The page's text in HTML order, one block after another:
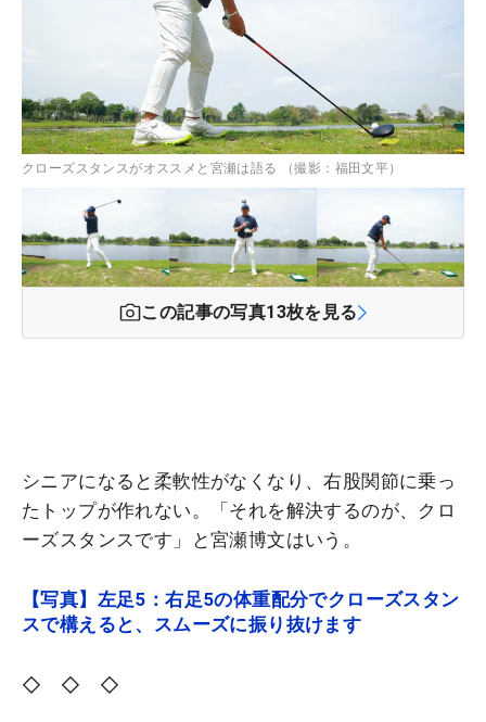
クローズスタンスがオススメと宮瀬は語る （撮影：福田文平）
この記事の写真13枚を見る
シニアになると柔軟性がなくなり、右股関節に乗っ
たトップが作れない。「それを解決するのが、クロ
ーズスタンスです」と宮瀬博文はいう。
【写真】左足5：右足5の体重配分でクローズスタン
スで構えると、スムーズに振り抜けます
◇ ◇ ◇